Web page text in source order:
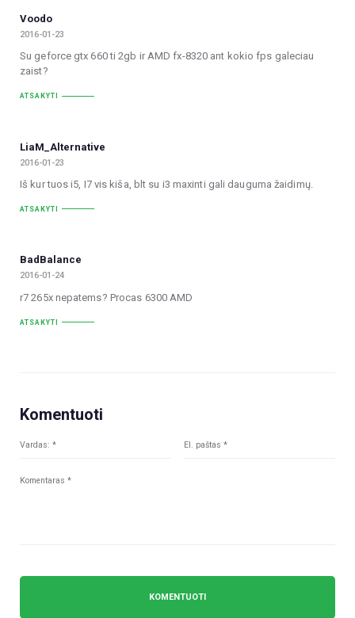
Voodo
2016-01-23
Su geforce gtx 660 ti 2gb ir AMD fx-8320 ant kokio fps galeciau
zaist?
ATSAKYTI
LiaM_Alternative
2016-01-23
Iš kur tuos i5, I7 vis kiša, blt su i3 maxinti gali dauguma žaidimų.
ATSAKYTI
BadBalance
2016-01-24
r7 265x nepatems? Procas 6300 AMD
ATSAKYTI
Komentuoti